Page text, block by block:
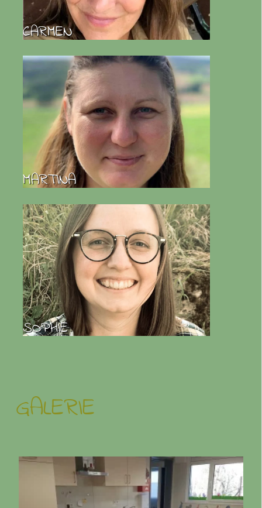
CARMEN
MARTINA
SOPHIE
GALERIE